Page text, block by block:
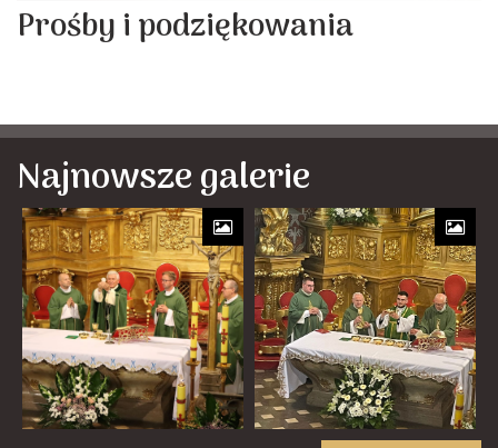
Prośby i podziękowania
Najnowsze galerie